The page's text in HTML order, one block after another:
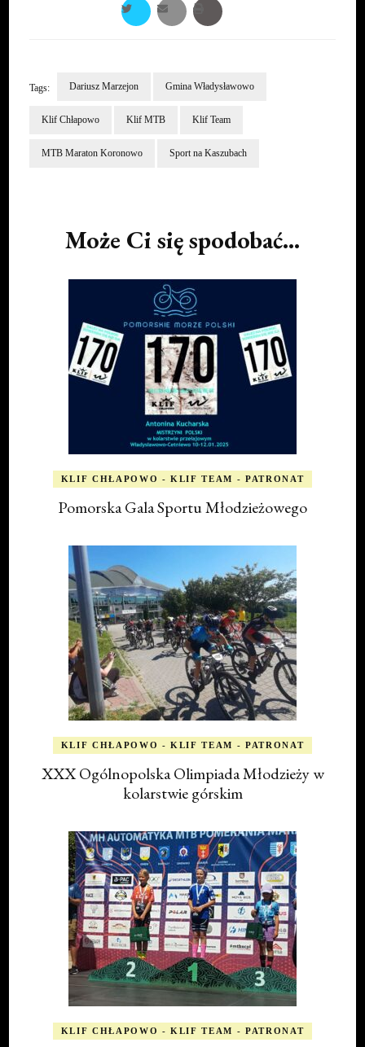
Tags: Dariusz Marzejon Gmina Władysławowo
Klif Chłapowo Klif MTB Klif Team
MTB Maraton Koronowo Sport na Kaszubach
Może Ci się spodobać...
KLIF CHŁAPOWO - KLIF TEAM - PATRONAT
Pomorska Gala Sportu Młodzieżowego
KLIF CHŁAPOWO - KLIF TEAM - PATRONAT
XXX Ogólnopolska Olimpiada Młodzieży w
kolarstwie górskim
KLIF CHŁAPOWO - KLIF TEAM - PATRONAT